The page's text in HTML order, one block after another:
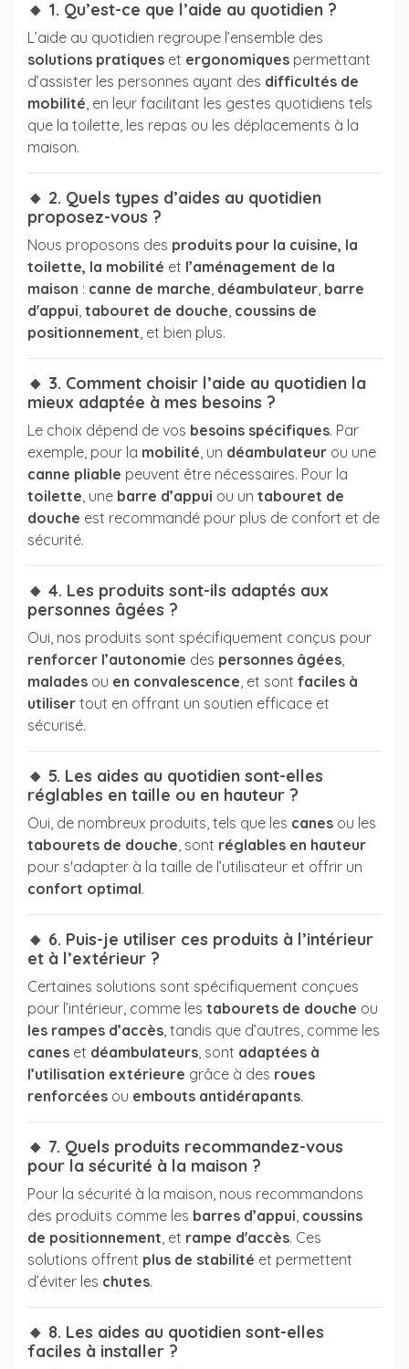
🔸 1. Qu’est-ce que l’aide au quotidien ?
L’aide au quotidien regroupe l’ensemble des
solutions pratiques et ergonomiques permettant
d’assister les personnes ayant des difficultés de
mobilité, en leur facilitant les gestes quotidiens tels
que la toilette, les repas ou les déplacements à la
maison.
🔸 2. Quels types d’aides au quotidien
proposez-vous ?
Nous proposons des produits pour la cuisine, la
toilette, la mobilité et l’aménagement de la
maison : canne de marche, déambulateur, barre
d'appui, tabouret de douche, coussins de
positionnement, et bien plus.
🔸 3. Comment choisir l’aide au quotidien la
mieux adaptée à mes besoins ?
Le choix dépend de vos besoins spécifiques. Par
exemple, pour la mobilité, un déambulateur ou une
canne pliable peuvent être nécessaires. Pour la
toilette, une barre d’appui ou un tabouret de
douche est recommandé pour plus de confort et de
sécurité.
🔸 4. Les produits sont-ils adaptés aux
personnes âgées ?
Oui, nos produits sont spécifiquement conçus pour
renforcer l’autonomie des personnes âgées,
malades ou en convalescence, et sont faciles à
utiliser tout en offrant un soutien efficace et
sécurisé.
🔸 5. Les aides au quotidien sont-elles
réglables en taille ou en hauteur ?
Oui, de nombreux produits, tels que les canes ou les
tabourets de douche, sont réglables en hauteur
pour s'adapter à la taille de l’utilisateur et offrir un
confort optimal.
🔸 6. Puis-je utiliser ces produits à l’intérieur
et à l’extérieur ?
Certaines solutions sont spécifiquement conçues
pour l’intérieur, comme les tabourets de douche ou
les rampes d’accès, tandis que d’autres, comme les
canes et déambulateurs, sont adaptées à
l’utilisation extérieure grâce à des roues
renforcées ou embouts antidérapants.
🔸 7. Quels produits recommandez-vous
pour la sécurité à la maison ?
Pour la sécurité à la maison, nous recommandons
des produits comme les barres d’appui, coussins
de positionnement, et rampe d'accès. Ces
solutions offrent plus de stabilité et permettent
d’éviter les chutes.
🔸 8. Les aides au quotidien sont-elles
faciles à installer ?